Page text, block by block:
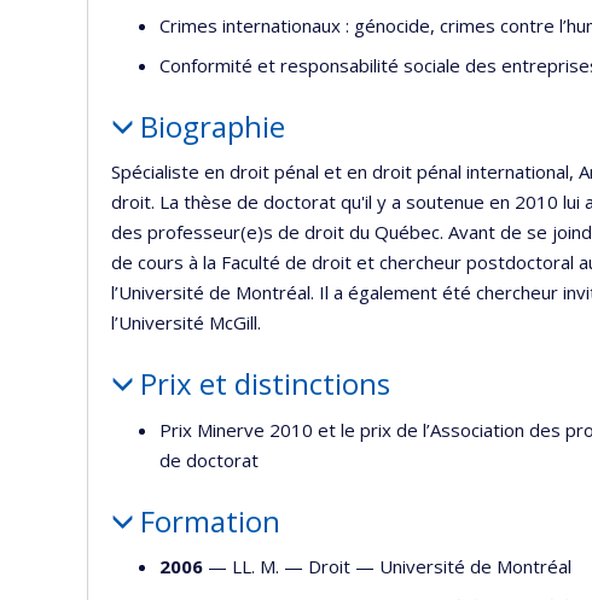
Crimes internationaux : génocide, crimes contre
Conformité et responsabilité sociale des
Biographie
Spécialiste en droit pénal et en droit pénal international,
droit. La thèse de doctorat qu'il y a soutenue en 2010 lui
des professeur(e)s de droit du Québec. Avant de se
de cours à la Faculté de droit et chercheur postdoctoral
l’Université de Montréal. Il a également été chercheur
l’Université McGill.
Prix et distinctions
Prix Minerve 2010 et le prix de l’Association des
de doctorat
Formation
2006 — LL. M. — Droit — Université de Montréal